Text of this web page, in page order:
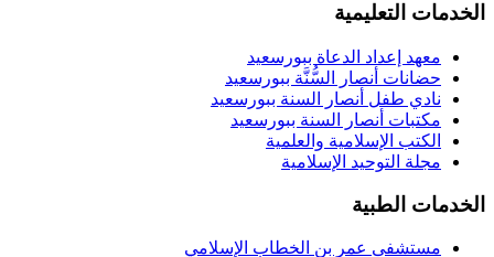
الخدمات التعليمية
معهد إعداد الدعاة ببورسعيد
حضانات أنصار السُّنَّة ببورسعيد
نادي طفل أنصار السنة ببورسعيد
مكتبات أنصار السنة ببورسعيد
الكتب الإسلامية والعلمية
مجلة التوحيد الإسلامية
الخدمات الطبية
مستشفى عمر بن الخطاب الإسلامي